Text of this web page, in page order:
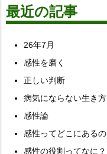
最近の記事
26年7月
感性を磨く
正しい判断
病気にならない生き方
感性論
感性ってどこにあるの
感性の役割ってなに？